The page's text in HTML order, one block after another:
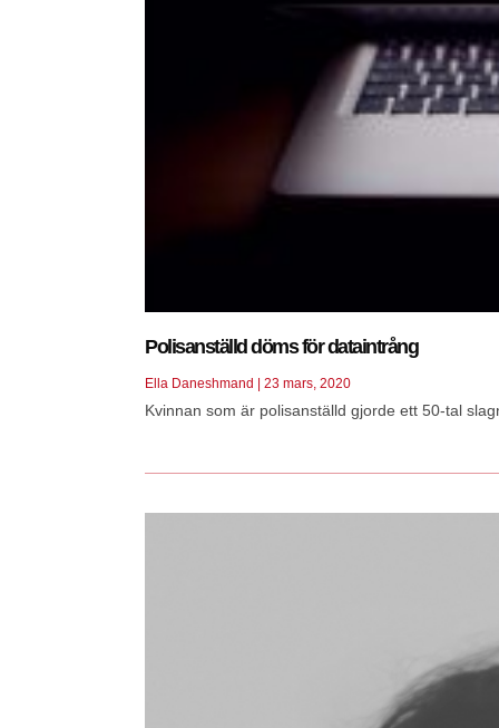
Polisanställd döms för dataintrång
Ella Daneshmand 23 mars, 2020
Kvinnan som är polisanställd gjorde ett 50-tal